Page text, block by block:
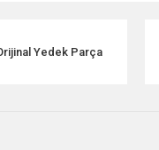
Yedek Parça